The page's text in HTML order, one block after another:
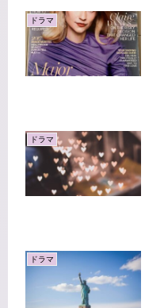
ドラマ
ドラマ
ドラマ